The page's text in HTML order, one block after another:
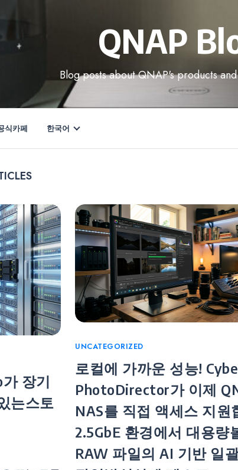
QNAP
Blog posts about QNAP's products
식카페 한국어
장기
는스토
Categories
UNCATEGORIZED
로컬에 가까운 성능!
PhotoDirector가 이제
NAS를 직접 액세스 지원
2.5GbE 환경에서 대용량
RAW 파일의 AI 기반 일